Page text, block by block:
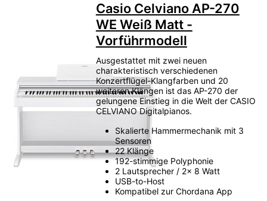
Casio Celviano AP-270
WE Weiß Matt -
Vorführmodell
Ausgestattet mit zwei neuen
charakteristisch verschiedenen
Konzertflügel-Klangfarben und 20
weiteren Klängen ist das AP-270 der
gelungene Einstieg in die Welt der CASIO
CELVIANO Digitalpianos.
Skalierte Hammermechanik mit 3
Sensoren
22 Klänge
192-stimmige Polyphonie
2 Lautsprecher / 2x 8 Watt
USB-to-Host
Kompatibel zur Chordana App